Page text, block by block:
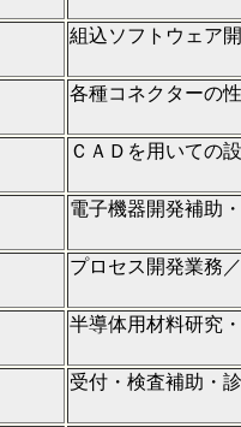
組込ソフトウェア
各種コネクターの
ＣＡＤを用いての
電子機器開発補助
プロセス開発業務
半導体用材料研究
受付・検査補助・